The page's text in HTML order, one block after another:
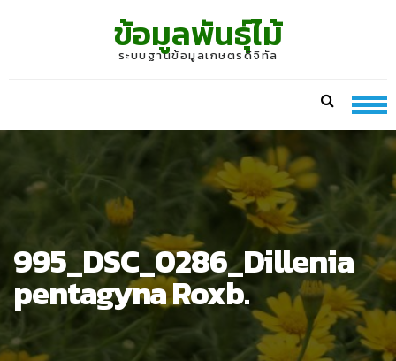
ข้อมูลพันธุ์ไม้
ระบบฐานข้อมูลเกษตรดิจิทัล
995_DSC_0286_Dillenia
pentagyna Roxb.